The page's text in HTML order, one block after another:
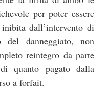
per poter essere
dall’intervento di
del danneggiato, non
reintegro da parte
quanto pagato dalla
a forfait.